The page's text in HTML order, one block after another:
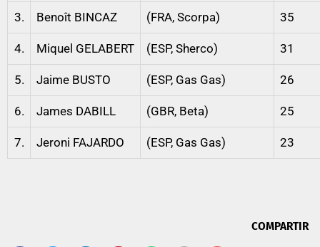
3. Benoît BINCAZ (FRA, Scorpa) 35
4. Miquel GELABERT (ESP, Sherco) 31
5. Jaime BUSTO (ESP, Gas Gas) 26
6. James DABILL (GBR, Beta) 25
7. Jeroni FAJARDO (ESP, Gas Gas) 23
COMPARTIR